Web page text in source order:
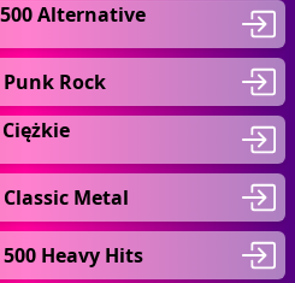
Alternative
Punk Rock
Metal
Heavy Hits